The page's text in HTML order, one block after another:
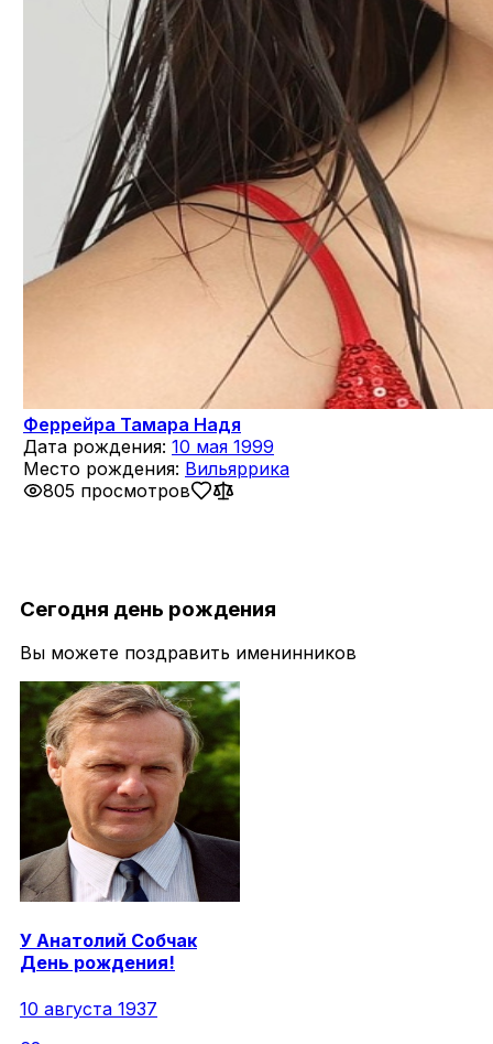
Феррейра Тамара Надя
Дата рождения: 10 мая 1999
Место рождения: Вильяррика
805 просмотров
Сегодня день рождения
Вы можете поздравить именинников
У Анатолий Собчак
День рождения!
10 августа 1937